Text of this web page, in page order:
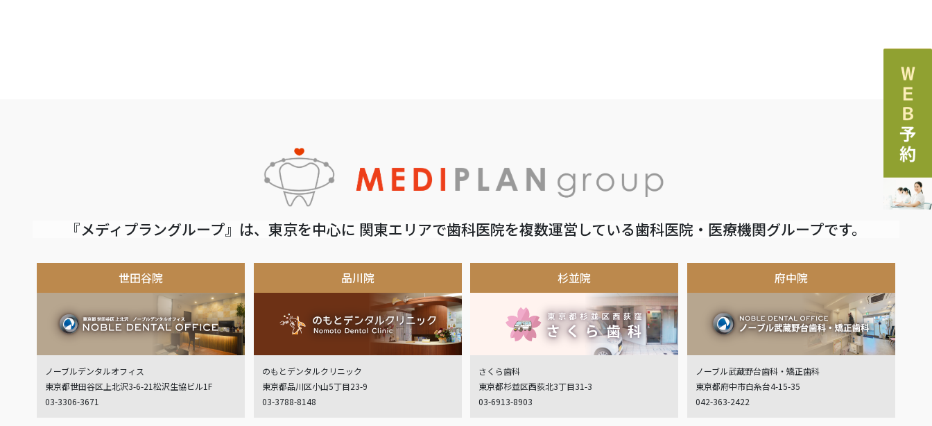
『メディプラングループ』は、東京を中心に 関東エリアで歯科医院を複数運営している歯科医院・医療機関グループです。
世田谷院
ノーブルデンタルオフィス
東京都世田谷区上北沢3-6-21松沢生協ビル1F
03-3306-3671
品川院
のもとデンタルクリニック
東京都品川区小山5丁目23-9
03-3788-8148
杉並院
さくら歯科
東京都杉並区西荻北3丁目31-3
03-6913-8903
府中院
ノーブル武蔵野台歯科・矯正歯科
東京都府中市白糸台4-15-35
042-363-2422